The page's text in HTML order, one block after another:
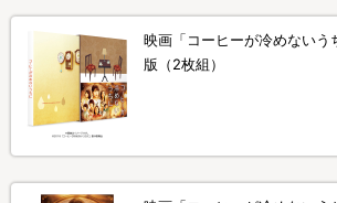
映画「コーヒーが冷めないう
版（2枚組）